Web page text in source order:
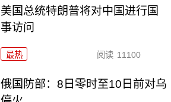
美国总统特朗普将对中国进行国
事访问
最热 阅读 11100
俄国防部：8日零时至10日前对乌